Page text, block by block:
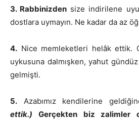
3. Rabbinizden size indirilene
dostlara uymayın. Ne kadar da az
4. Nice memleketleri helâk ettik.
uykusuna dalmışken, yahut
gelmişti.
5. Azabımız kendilerine
ettik.) Gerçekten biz zalimler